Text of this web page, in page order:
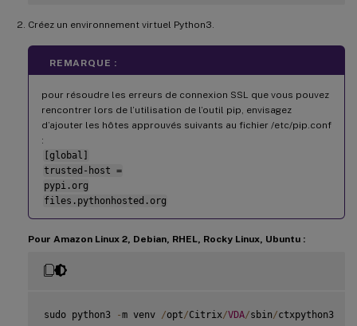
Créez un environnement virtuel Python3.
REMARQUE :
pour résoudre les erreurs de connexion SSL que vous pouvez
rencontrer lors de l’utilisation de l’outil pip, envisagez
d’ajouter les hôtes approuvés suivants au fichier /etc/pip.conf
:
[global]
trusted-host =
pypi.org
files.pythonhosted.org
Pour Amazon Linux 2, Debian, RHEL, Rocky Linux, Ubuntu :
sudo python3 -m venv /opt/Citrix/VDA/sbin/ctxpython3